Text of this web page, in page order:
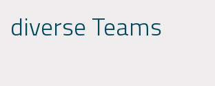
diverse Teams